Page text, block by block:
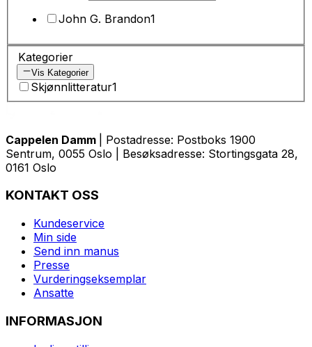
John G. Brandon1
Kategorier
Vis Kategorier
Skjønnlitteratur1
Cappelen Damm
| Postadresse: Postboks 1900
Sentrum, 0055 Oslo | Besøksadresse: Stortingsgata 28,
0161 Oslo
KONTAKT OSS
Kundeservice
Min side
Send inn manus
Presse
Vurderingseksemplar
Ansatte
INFORMASJON